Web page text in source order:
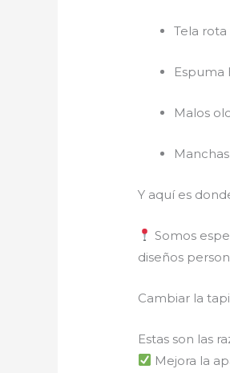
Tela rota
Espuma
Malos
Y aquí es
Somos
diseños
Cambiar la
Estas son las
Mejora la